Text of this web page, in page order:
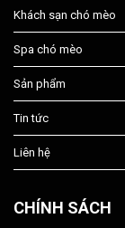
Khách sạn chó mèo
Spa chó mèo
Sản phẩm
Tin tức
Liên hệ
CHÍNH SÁCH